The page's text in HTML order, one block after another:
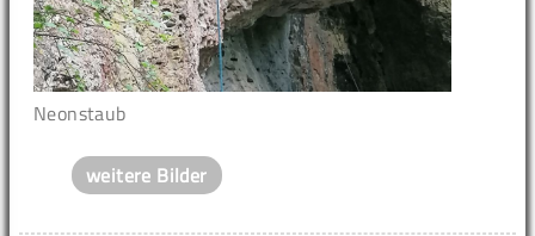
Neonstaub
weitere Bilder